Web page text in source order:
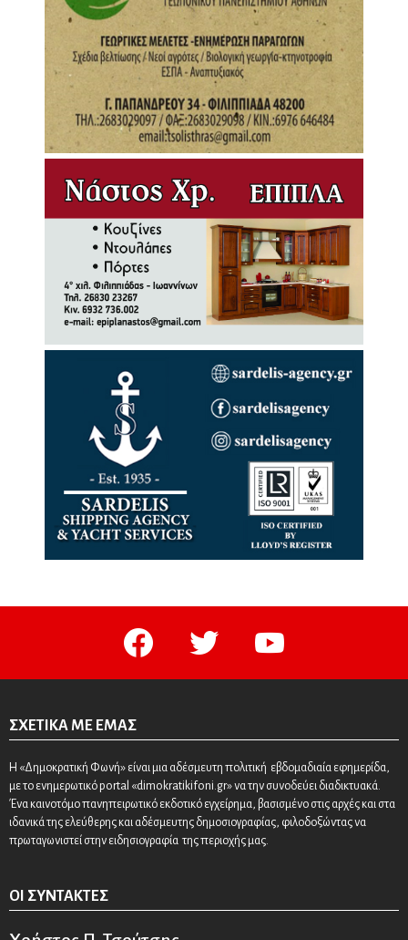
facebook twitter youtube
ΣΧΕΤΙΚΆ ΜΕ ΕΜΆΣ
Η «Δημοκρατική Φωνή» είναι μια αδέσμευτη πολιτική εβδομαδιαία εφημερίδα,
με το ενημερωτικό portal «dimokratikifoni.gr» να την συνοδεύει διαδικτυακά.
Ένα καινοτόμο πανηπειρωτικό εκδοτικό εγχείρημα, βασισμένο στις αρχές και στα
ιδανικά της ελεύθερης και αδέσμευτης δημοσιογραφίας, φιλοδοξώντας να
πρωταγωνιστεί στην ειδησιογραφία της περιοχής μας.
ΟΙ ΣΥΝΤΆΚΤΕΣ